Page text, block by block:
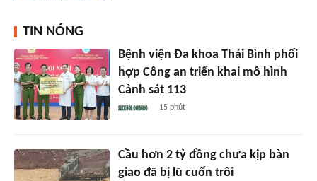
TIN NÓNG
Bệnh viện Đa khoa Thái Bình phối
hợp Công an triển khai mô hình
Cảnh sát 113
15 phút
Cầu hơn 2 tỷ đồng chưa kịp bàn
giao đã bị lũ cuốn trôi